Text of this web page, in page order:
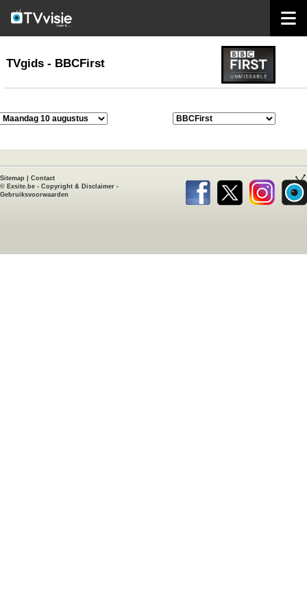
TVgids
TVgids - BBCFirst
Sitemap
Contact
© Exsite.be - Copyright & Disclaimer -
Gebruiksvoorwaarden